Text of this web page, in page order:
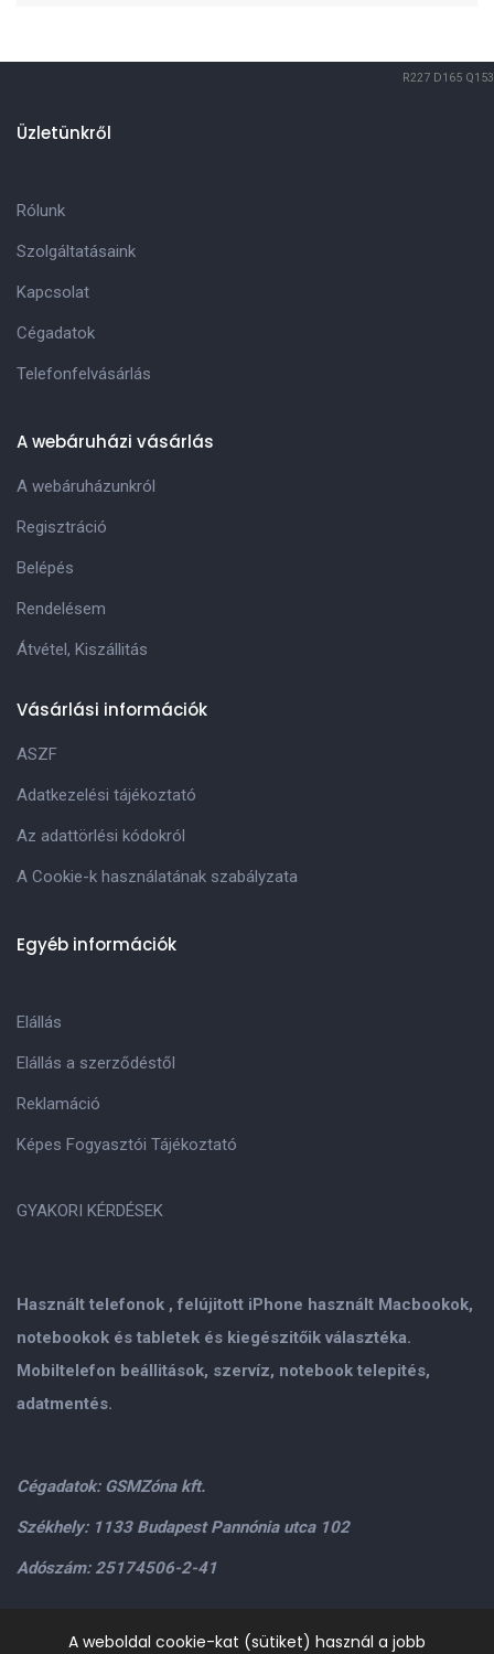
R227 D165 Q153
Használt telefonok , felújitott iPhone használt Macbookok,
notebookok és tabletek és kiegészitőik választéka.
Mobiltelefon beállitások, szervíz, notebook telepités,
adatmentés.
Cégadatok: GSMZóna kft.
Székhely: 1133 Budapest Pannónia utca 102
Adószám: 25174506-2-41
Személyes átvétel: GSMZóna kft. 1134.Bp. Váci út 9-15
Üzletünkről
Rólunk
Szolgáltatásaink
Kapcsolat
Cégadatok
Telefonfelvásárlás
A webáruházi vásárlás
A webáruházunkról
Regisztráció
Belépés
Rendelésem
Átvétel, Kiszállitás
Vásárlási információk
ASZF
Adatkezelési tájékoztató
Az adattörlési kódokról
A Cookie-k használatának szabályzata
Egyéb információk
Elállás
Elállás a szerződéstől
Reklamáció
Képes Fogyasztói Tájékoztató
GYAKORI KÉRDÉSEK
A weboldal cookie-kat (sütiket) használ a jobb